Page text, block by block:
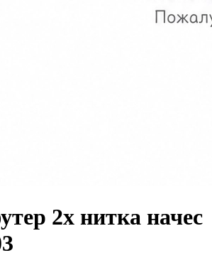
2х нитка начес